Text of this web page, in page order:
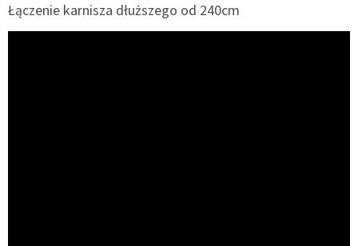
Łączenie karnisza dłuższego od 240cm